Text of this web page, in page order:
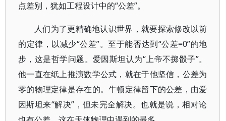
点差别，犹如工程设计中的“公差”。
人们为了更精确地认识世界，就要探索修改以前
的定律，以减少“公差”。至于能否达到“公差=0”的地
步，这是哲学问题。爱因斯坦认为“上帝不掷骰子”。
他一直在纸上推演数学公式，就在于他坚信，公差为
零的物理定律是存在的。牛顿定律留下的公差，由爱
因斯坦来“解决”，但未完全解决。也就是说，相对论